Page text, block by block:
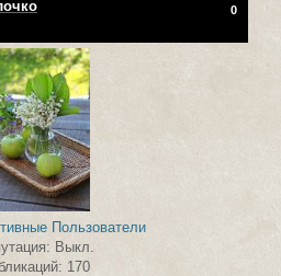
0
Пользователи
Выкл.
170